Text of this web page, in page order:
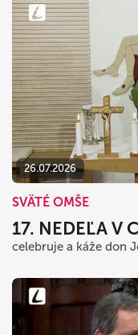
26.07.2026
SVÄTÉ OMŠE
17. NEDEĽA V
celebruje a káže don